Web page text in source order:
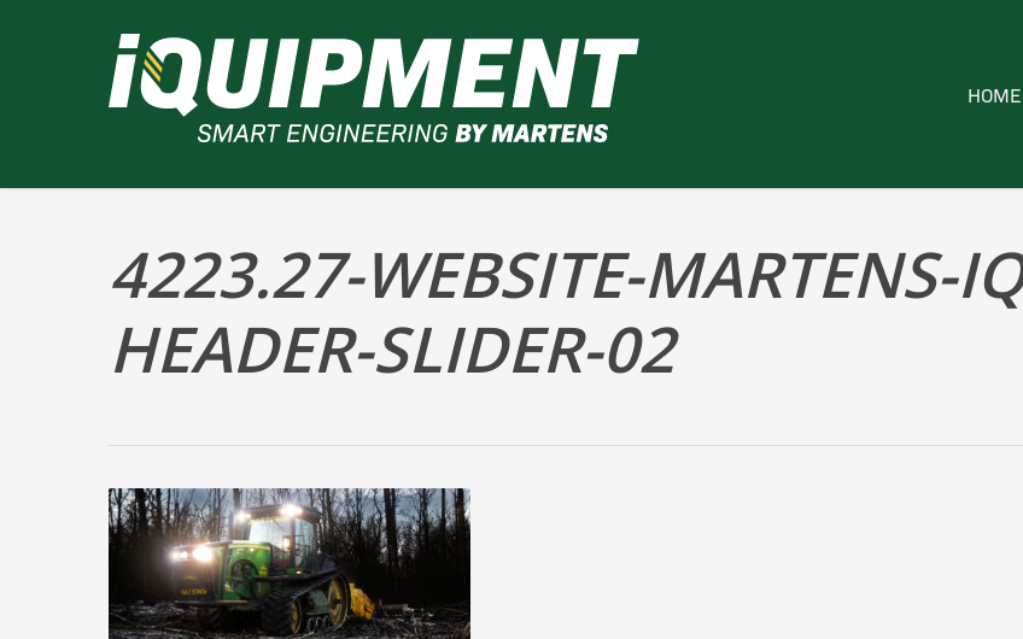
HOME
4223.27-WEBSITE-MARTENS-
HEADER-SLIDER-02